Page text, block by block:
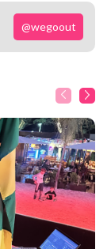
@wegoout